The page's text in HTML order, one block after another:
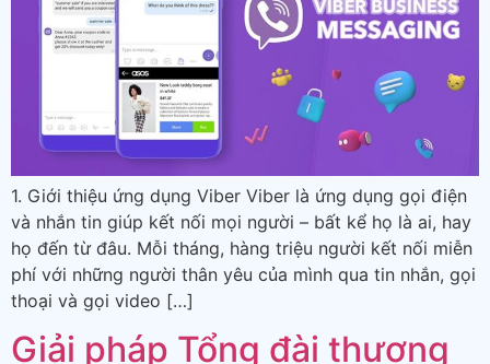
1. Giới thiệu ứng dụng Viber Viber là ứng dụng gọi điện
và nhắn tin giúp kết nối mọi người – bất kể họ là ai, hay
họ đến từ đâu. Mỗi tháng, hàng triệu người kết nối miễn
phí với những người thân yêu của mình qua tin nhắn, gọi
thoại và gọi video […]
Giải pháp Tổng đài thương